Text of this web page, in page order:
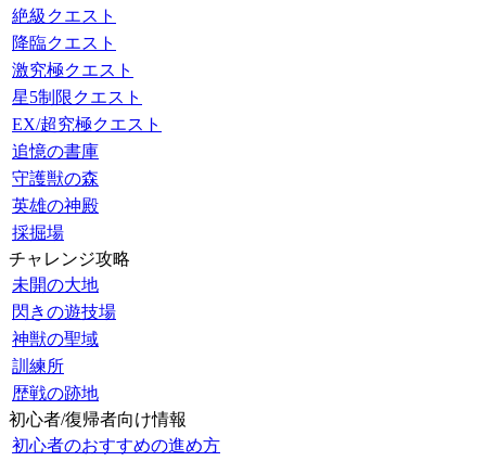
絶級クエスト
降臨クエスト
激究極クエスト
星5制限クエスト
EX/超究極クエスト
追憶の書庫
守護獣の森
英雄の神殿
採掘場
チャレンジ攻略
未開の大地
閃きの遊技場
神獣の聖域
訓練所
歴戦の跡地
初心者/復帰者向け情報
初心者のおすすめの進め方